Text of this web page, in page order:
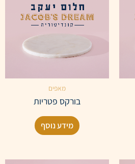
מאפים
בורקס פטריות
מידע נוסף